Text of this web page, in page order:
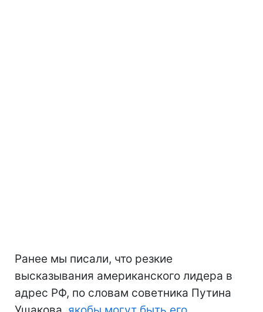
Ранее мы писали, что резкие
высказывания американского лидера в
адрес РФ, по словам советника Путина